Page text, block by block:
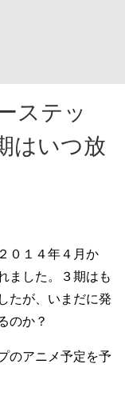
ステッ
はいつ放
０１４年４月か
ました。３期はも
たが、いまだに発
のか？
のアニメ予定を予